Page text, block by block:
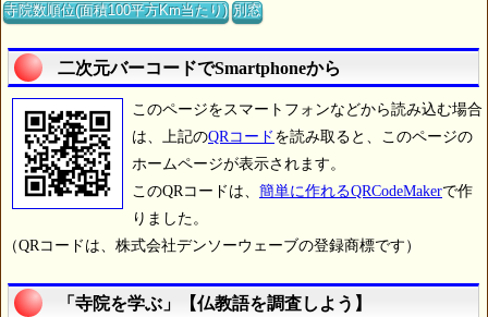
寺院数順位(面積100平方Km当たり) 別窓
二次元バーコードでSmartphoneから
このページをスマートフォンなどから読み込む場合
は、上記のQRコード を読み取ると、このページの
ホームページが表示されます。
このQRコードは、 簡単に作れるQRCodeMakerで作
りました。
（QRコードは、株式会社デンソーウェーブの登録商標です）
「寺院を学ぶ」【仏教語を調査しよう】